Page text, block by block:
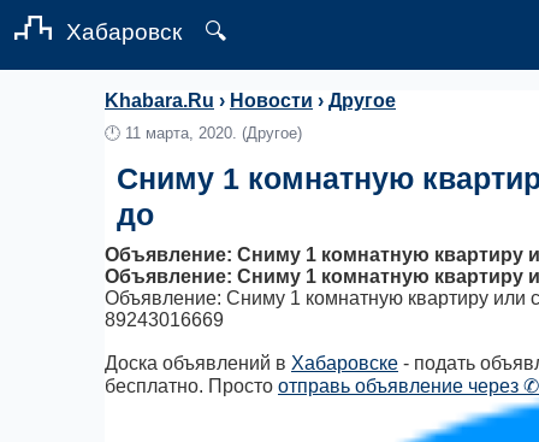
Хабаровск 🔍
Khabara.Ru › Новости › Другое
🕛 11 марта, 2020. (Другое)
Сниму 1 комнатную
до
Объявление: Сниму 1 комнатную квартиру
Объявление: Сниму 1 комнатную квартиру
Объявление: Сниму 1 комнатную квартиру или
89243016669
Доска объявлений в Хабаровске - подать
бесплатно. Просто отправь объявление через